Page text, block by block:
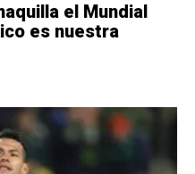
el Mundial
es nuestra